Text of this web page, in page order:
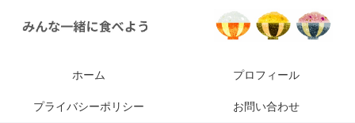
ホーム プロフィール
プライバシーポリシー お問い合わせ